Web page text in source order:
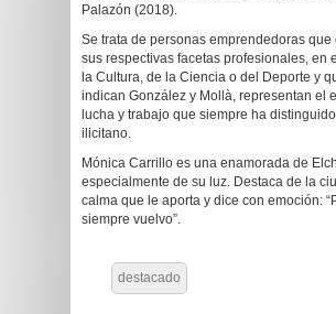
Palazón (2018).
Se trata de personas emprendedoras que
sus respectivas facetas profesionales, en
la Cultura, de la Ciencia o del Deporte y
indican González y Mollà, representan el
lucha y trabajo que siempre ha
ilicitano.
Mónica Carrillo es una enamorada de
especialmente de su luz. Destaca de la
calma que le aporta y dice con emoción:
siempre vuelvo”.
destacado